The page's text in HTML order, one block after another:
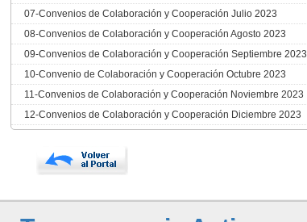
07-Convenios de Colaboración y Cooperación Julio 2023
08-Convenios de Colaboración y Cooperación Agosto 2023
09-Convenios de Colaboración y Cooperación Septiembre 2023
10-Convenio de Colaboración y Cooperación Octubre 2023
11-Convenios de Colaboración y Cooperación Noviembre 2023
12-Convenios de Colaboración y Cooperación Diciembre 2023